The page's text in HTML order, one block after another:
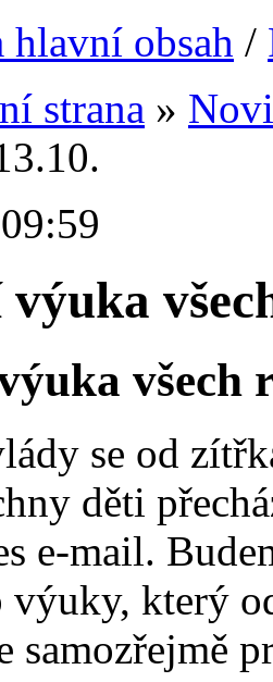
hlavní obsah /
strana »
všech
se od
děti
e-mail.
výuky, který
samozřejmě